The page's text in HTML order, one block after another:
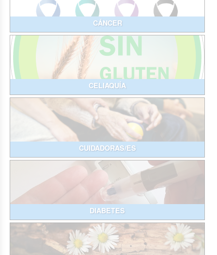
CÁNCER
CELIAQUÍA
CUIDADORAS/ES
DIABETES